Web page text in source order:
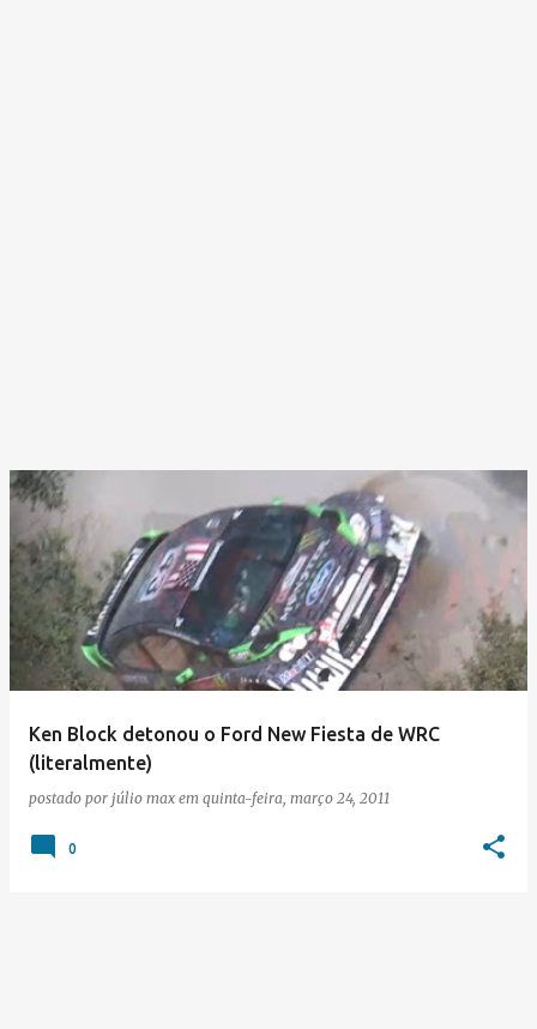
Ken Block detonou o Ford New Fiesta de WRC
(literalmente)
postado por júlio max em quinta-feira, março 24, 2011
0